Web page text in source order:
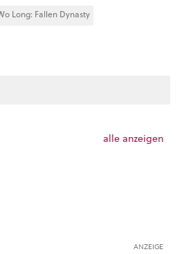
Long: Fallen Dynasty
alle anzeigen
ANZEIGE